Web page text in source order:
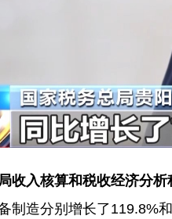
收入核算和税收经济分析
制造分别增长了119.8%